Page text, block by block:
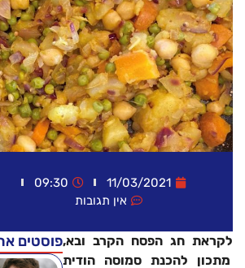
11/03/2021
09:30
אין תגובות
לקראת חג הפסח הקרב ובא,
מתכון להכנת סמוסה הודית
פוסטים